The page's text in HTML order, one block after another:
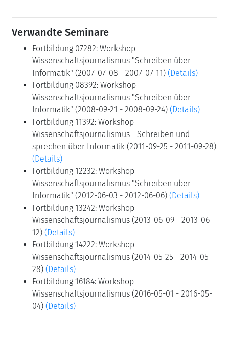
Verwandte Seminare
Fortbildung 07282: Workshop
Wissenschaftsjournalismus "Schreiben über
Informatik" (2007-07-08 - 2007-07-11) (Details)
Fortbildung 08392: Workshop
Wissenschaftsjournalismus "Schreiben über
Informatik" (2008-09-21 - 2008-09-24) (Details)
Fortbildung 11392: Workshop
Wissenschaftsjournalismus - Schreiben und
sprechen über Informatik (2011-09-25 - 2011-09-28)
(Details)
Fortbildung 12232: Workshop
Wissenschaftsjournalismus "Schreiben über
Informatik" (2012-06-03 - 2012-06-06) (Details)
Fortbildung 13242: Workshop
Wissenschaftsjournalismus (2013-06-09 - 2013-06-
12) (Details)
Fortbildung 14222: Workshop
Wissenschaftsjournalismus (2014-05-25 - 2014-05-
28) (Details)
Fortbildung 16184: Workshop
Wissenschaftsjournalismus (2016-05-01 - 2016-05-
04) (Details)